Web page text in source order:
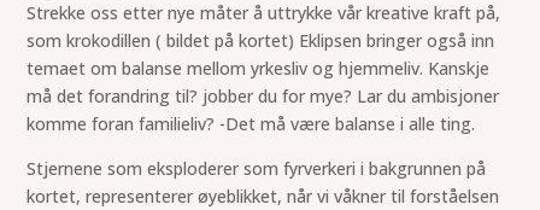
Strekke oss etter nye måter å uttrykke vår kreative kraft på,
som krokodillen ( bildet på kortet) Eklipsen bringer også inn
temaet om balanse mellom yrkesliv og hjemmeliv. Kanskje
må det forandring til? jobber du for mye? Lar du ambisjoner
komme foran familieliv? -Det må være balanse i alle ting.
Stjernene som eksploderer som fyrverkeri i bakgrunnen på
kortet, representerer øyeblikket, når vi våkner til forståelsen